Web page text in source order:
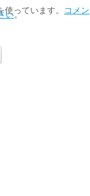
っています。 コメン
い。